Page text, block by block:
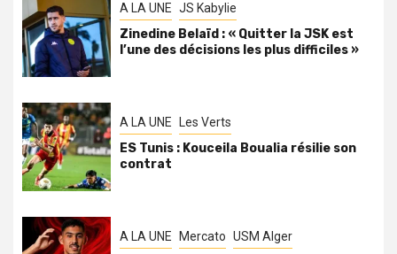
A LA UNE JS Kabylie
Zinedine Belaïd : « Quitter la JSK est
l’une des décisions les plus difficiles »
A LA UNE Les Verts
ES Tunis : Kouceila Boualia résilie son
contrat
A LA UNE Mercato USM Alger